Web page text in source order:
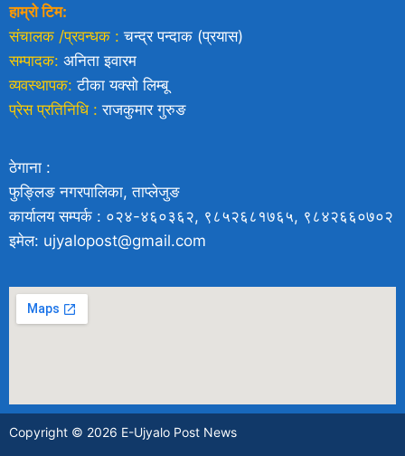
हाम्रो टिम:
संचालक /प्रवन्धक : चन्द्र पन्दाक (प्रयास)
सम्पादक: अनिता इवारम
व्यवस्थापक: टीका यक्साे लिम्बू
प्रेस प्रतिनिधि : राजकुमार गुरुङ
ठेगाना :
फुङ्लिङ नगरपालिका, ताप्लेजुङ
कार्यालय सम्पर्क : ०२४-४६०३६२, ९८५२६८१७६५, ९८४२६६०७०२
इमेल: ujyalopost@gmail.com
Copyright © 2026 E-Ujyalo Post News